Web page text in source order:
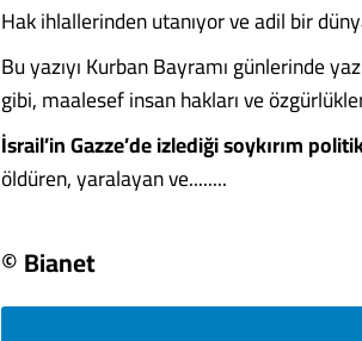
Hak ihlallerinden utanıyor ve adil bir
Bu yazıyı Kurban Bayramı günlerinde
gibi, maalesef insan hakları ve
İsrail’in Gazze’de izlediği soykırım
öldüren, yaralayan ve........
© Bianet